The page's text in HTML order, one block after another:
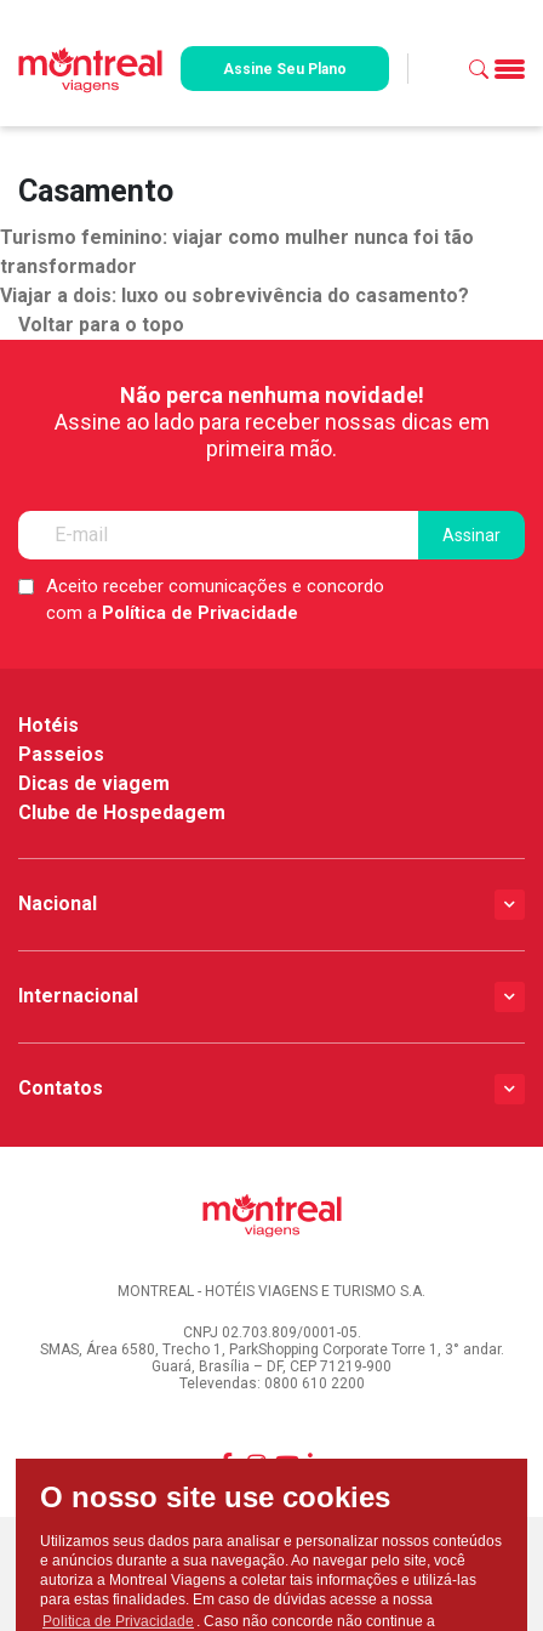
Assine Seu Plano
Casamento
Turismo feminino: viajar como mulher nunca foi tão
transformador
Viajar a dois: luxo ou sobrevivência do casamento?
Voltar para o topo
Não perca nenhuma novidade!
Assine ao lado para receber nossas dicas em
primeira mão.
LGPDAceito receber comunicações e concordo
com a Política de Privacidade
Hotéis
Passeios
Dicas de viagem
Clube de Hospedagem
Nacional
Internacional
Contatos
MONTREAL - HOTÉIS VIAGENS E TURISMO S.A.
CNPJ 02.703.809/0001-05.
SMAS, Área 6580, Trecho 1, ParkShopping Corporate Torre 1, 3° andar.
Guará, Brasília – DF, CEP 71219-900
Televendas: 0800 610 2200
Utilizamos seus dados para analisar e personalizar nossos conteúdos
e anúncios durante a sua navegação. Ao navegar pelo site, você
autoriza a Montreal Viagens a coletar tais informações e utilizá-las
para estas finalidades. Em caso de dúvidas acesse a nossa
Politica de Privacidade . Caso não concorde não continue a